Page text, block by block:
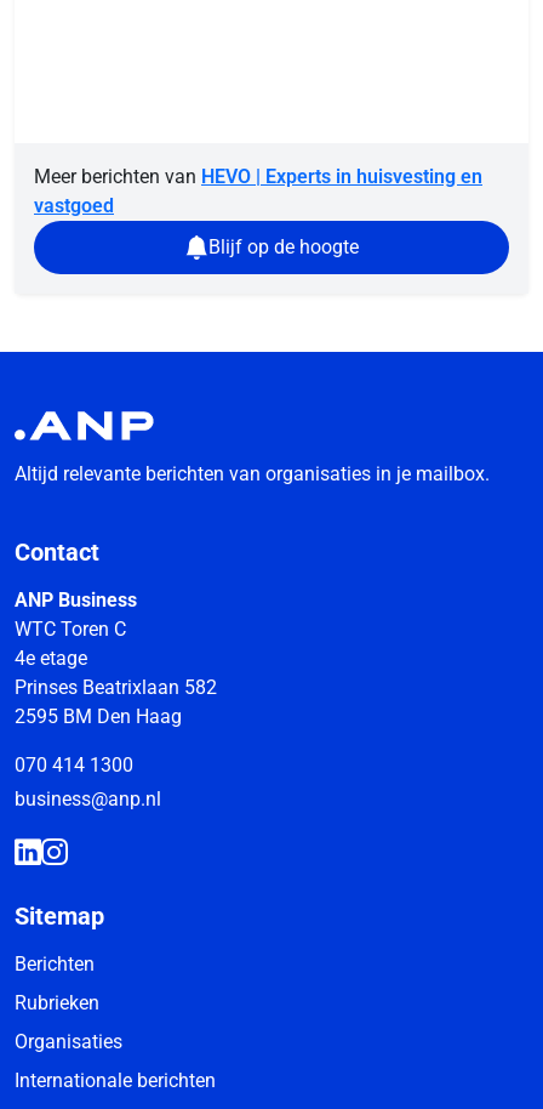
Meer berichten van HEVO | Experts in huisvesting en
vastgoed
Blijf op de hoogte
Altijd relevante berichten van organisaties in je mailbox.
Contact
ANP Business
WTC Toren C
4e etage
Prinses Beatrixlaan 582
2595 BM Den Haag
070 414 1300
business@anp.nl
Sitemap
Berichten
Rubrieken
Organisaties
Internationale berichten